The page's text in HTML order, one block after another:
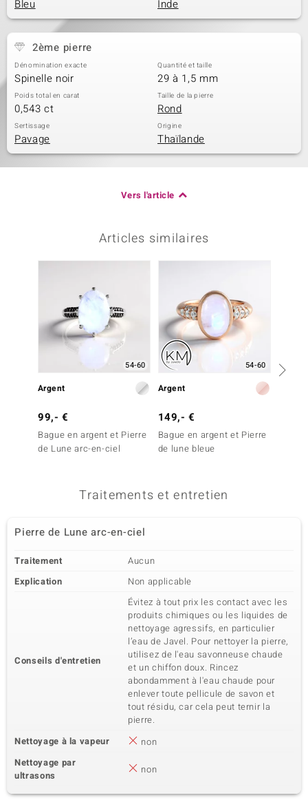
Bleu Inde
2ème pierre
Dénomination exacte
Spinelle noir
Quantité et taille
29 à 1,5 mm
Poids total en carat
0,543 ct
Taille de la pierre
Rond
Sertissage
Pavage
Origine
Thaïlande
Vers l'article
Articles similaires
54-60
Argent
99,- €
Bague en argent et Pierre
de Lune arc-en-ciel
54-60
Argent
149,- €
Bague en argent et Pierre
de lune bleue
Traitements et entretien
Pierre de Lune arc-en-ciel
Traitement
Aucun
Explication
Non applicable
Conseils d'entretien
Évitez à tout prix les contact avec les
produits chimiques ou les liquides de
nettoyage agressifs, en particulier
l’eau de Javel. Pour nettoyer la pierre,
utilisez de l'eau savonneuse chaude
et un chiffon doux. Rincez
abondamment à l'eau chaude pour
enlever toute pellicule de savon et
tout résidu, car cela peut ternir la
pierre.
Nettoyage à la vapeur
non
Nettoyage par
ultrasons
non